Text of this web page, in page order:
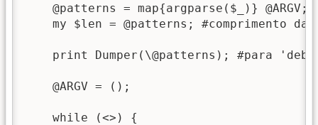
    @patterns = map{argparse($_)} @ARGV;
my $len = @patterns; #comprimento da
print Dumper(\@patterns); #para
    @ARGV = ();
    while (<>) {